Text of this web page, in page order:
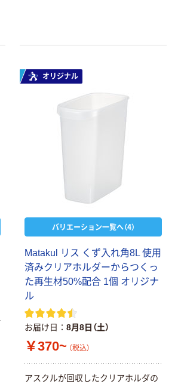
オリジナル
バリエーション一覧へ（4）
Mataku リ ス く ず 入 れ角8L 使用
済みク リ アホルダーからつ く っ
た再生材50%配合 1個 オ リ ジナ
ル
お届け日 8月8日（土）
￥370~ （税込）
アスク ルが回収 したク リ アホルダの